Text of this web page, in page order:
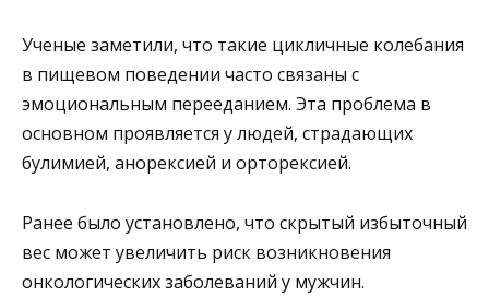
Ученые заметили, что такие цикличные колебания
в пищевом поведении часто связаны с
эмоциональным перееданием. Эта проблема в
основном проявляется у людей, страдающих
булимией, анорексией и орторексией.
Ранее было установлено, что скрытый избыточный
вес может увеличить риск возникновения
онкологических заболеваний у мужчин.